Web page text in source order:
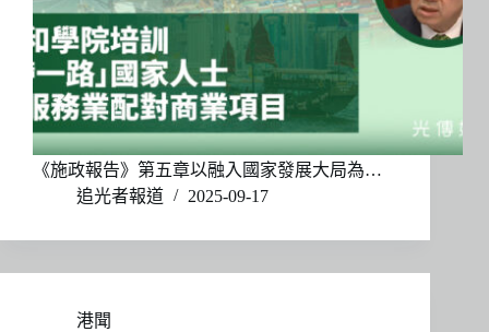
《施政報告》第五章以融入國家發展大局為…
追光者報道
2025-09-17
港聞